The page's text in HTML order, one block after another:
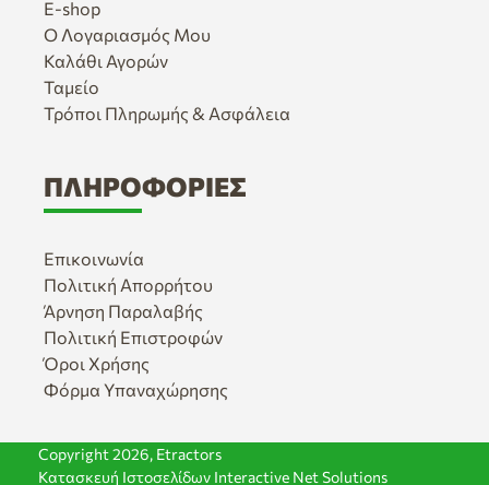
E-shop
Ο Λογαριασμός Μου
Καλάθι Αγορών
Ταμείο
Τρόποι Πληρωμής & Ασφάλεια
ΠΛΗΡΟΦΟΡΊΕΣ
Επικοινωνία
Πολιτική Απορρήτου
Άρνηση Παραλαβής
Πολιτική Επιστροφών
Όροι Χρήσης
Φόρμα Υπαναχώρησης
Copyright 2026, Etractors
Κατασκευή Ιστοσελίδων Interactive Net Solutions